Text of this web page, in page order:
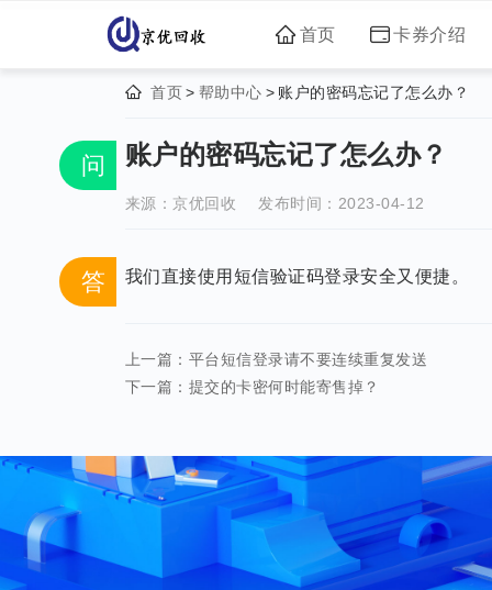
首页 卡券介绍
首页> 帮助中心 > 账户的密码忘记了怎么办？
问
答
账户的密码忘记了怎么办？
来源： 京优回收 发布时间：2023-04-12
我们直接使用短信验证码登录安全又便捷。
上一篇：平台短信登录请不要连续重复发送
下一篇：提交的卡密何时能寄售掉？